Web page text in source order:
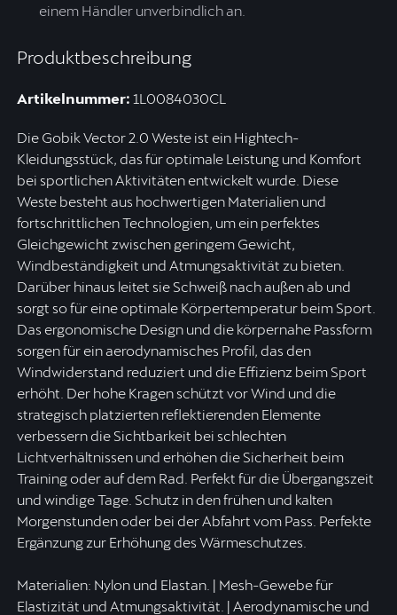
Produktbeschreibung
Artikelnummer: 1L0084030CL
Die Gobik Vector 2.0 Weste ist ein Hightech-
Kleidungsstück, das für optimale Leistung und Komfort
bei sportlichen Aktivitäten entwickelt wurde. Diese
Weste besteht aus hochwertigen Materialien und
fortschrittlichen Technologien, um ein perfektes
Gleichgewicht zwischen geringem Gewicht,
Windbeständigkeit und Atmungsaktivität zu bieten.
Darüber hinaus leitet sie Schweiß nach außen ab und
sorgt so für eine optimale Körpertemperatur beim Sport.
Das ergonomische Design und die körpernahe Passform
sorgen für ein aerodynamisches Profil, das den
Windwiderstand reduziert und die Effizienz beim Sport
erhöht. Der hohe Kragen schützt vor Wind und die
strategisch platzierten reflektierenden Elemente
verbessern die Sichtbarkeit bei schlechten
Lichtverhältnissen und erhöhen die Sicherheit beim
Training oder auf dem Rad. Perfekt für die Übergangszeit
und windige Tage. Schutz in den frühen und kalten
Morgenstunden oder bei der Abfahrt vom Pass. Perfekte
Ergänzung zur Erhöhung des Wärmeschutzes.
Materialien: Nylon und Elastan. | Mesh-Gewebe für
Elastizität und Atmungsaktivität. | Aerodynamische und
einem Händler unverbindlich an.